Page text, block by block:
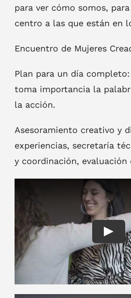
para ver cómo somos,
centro a las que están en
Encuentro de Mujeres
Plan para un día
toma importancia la
la acción.
Asesoramiento creativo y
experiencias, secretaría
y coordinación, evaluación
Play